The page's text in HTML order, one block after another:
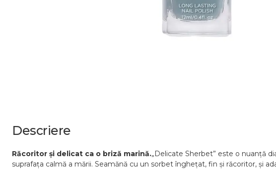
Descriere
Răcoritor și delicat ca o briză marină.„Delicate Sherbet” este o nuanță
suprafața calmă a mării. Seamănă cu un sorbet înghețat, fin și răcoritor, și